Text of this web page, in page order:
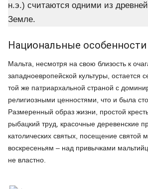
н.э.) считаются одними из
Земле.
Национальные особенности
Мальта, несмотря на свою близость к
западноевропейской культуры, остается
той же патриархальной страной с
религиозными ценностями, что и была
Размеренный образ жизни, простой
рыбацкий труд, красочные деревенские
католических святых, посещение святой
воскресеньям – над привычками
не властно.